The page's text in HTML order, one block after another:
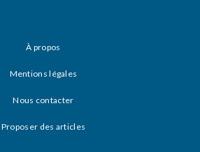
À propos
Mentions légales
Nous contacter
Proposer des articles